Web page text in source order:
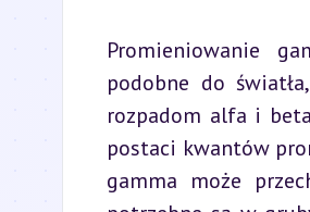
Promieniowanie
podobne do
rozpadom alfa i
postaci kwantów
gamma może